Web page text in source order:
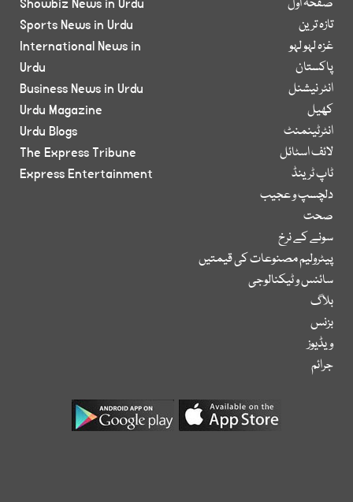
صفحۂ اول
تازہ ترین
غزہ لہو لہو
پاکستان
انٹر نیشنل
کھیل
انٹرٹینمنٹ
لائف اسٹائل
ٹاپ ٹرینڈ
دلچسپ و عجیب
صحت
سونے کے نرخ
پیٹرولیم مصنوعات کی قیمتیں
سائنس و ٹیکنالوجی
بلاگ
بزنس
ویڈیوز
جرائم
Showbiz News in Urdu
Sports News in Urdu
International News in
Urdu
Business News in Urdu
Urdu Magazine
Urdu Blogs
The Express Tribune
Express Entertainment